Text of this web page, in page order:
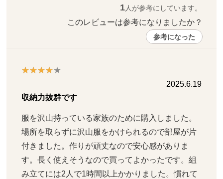
1人が参考にしています。
このレビューは参考になりましたか？
参考になった
2025.6.19
収納力抜群です
服を沢山持っている家族のために購入しました。
場所を取らずに沢山服をかけられるので部屋が片
付きました。作りが頑丈なので安心感がありま
す。長く使えそうなので買ってよかったです。組
み立てには2人で1時間以上かかりました。慣れて